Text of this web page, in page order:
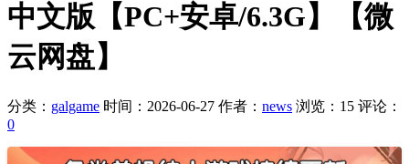
中文版【PC+安卓/6.3G】【微
云网盘】
分类： galgame 时间：2026-06-27 作者： news 浏览：15 评论：
0